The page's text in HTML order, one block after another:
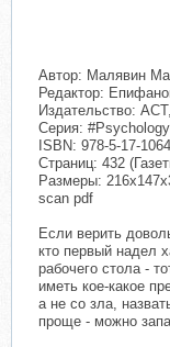
Автор: Малявин
Редактор:
Издательство:
Серия:
ISBN: 978-5-17-
Страниц: 432
Размеры:
scan pdf
Если верить
кто первый надел
рабочего стола -
иметь кое-какое
а не со зла,
проще - можно